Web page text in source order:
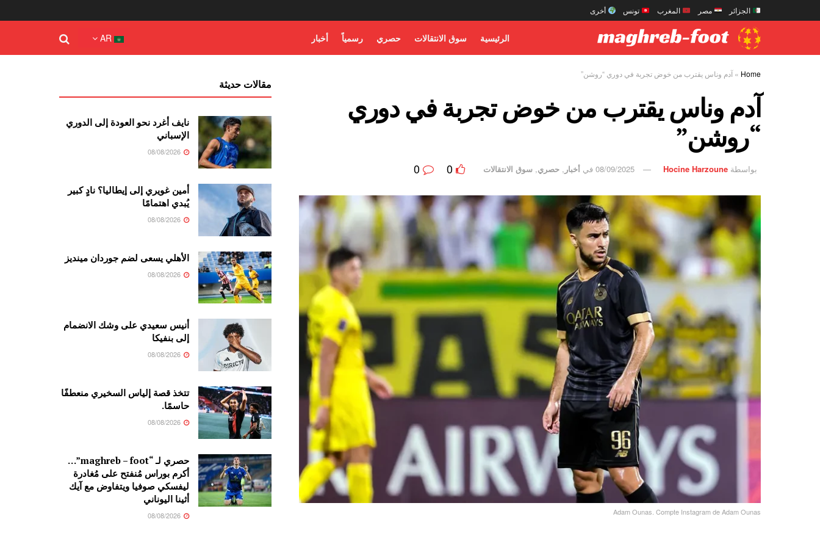
الجزائر مصر المغرب تونس أخرى
الرئيسية سوق الانتقالات حصري رسمياً أخبار AR
Home
»آدم وناس يقترب من خوض تجربة في دوري “روشن”
آدم وناس يقترب من خوض تجربة في دوري
“روشن”
بواسطة Hocine Harzoune
08/09/2025 في أخبار , حصري, سوق الانتقالات 0
Adam Ounas. Compte Instagram de Adam Ounas
مقالات حديثة
نايف أغرد نحو العودة إلى الدوري
الإسباني
أمين غويري إلى إيطاليا؟ نادٍ كبير
يُبدي اهتمامًا
الأهلي يسعى لضم جوردان مينديز
أنيس سعيدي على وشك الانضمام
إلى بنفيكا
تتخذ قصة إلياس السخيري منعطفًا
حاسمًا.
حصري لـ “maghreb – foot”…
أكرم بوراس مُنفتح على مُغادرة
ليفسكي صوفيا ويتفاوض مع آيك
أثينا اليوناني